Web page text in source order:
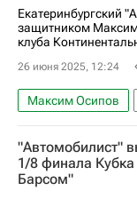
КХЛ 2025-2026
Екатеринбургский
защитником
клуба
26 июня 2025, 12:24
Максим Осипов
Торпедо
КХЛ
Локомотив
"Автомобилист"
1/8 финала Кубка
Барсом"